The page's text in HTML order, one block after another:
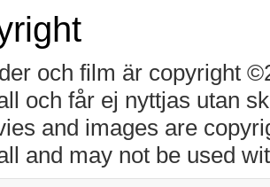
och film är copyright
och får ej nyttjas utan
and images are
and may not be used